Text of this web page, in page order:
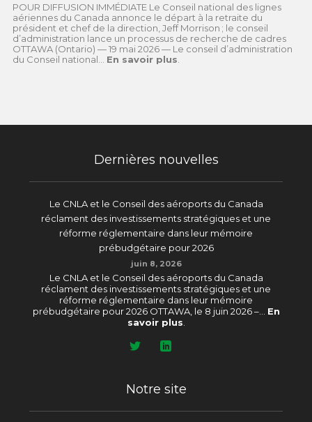
POUR DIFFUSION IMMÉDIATE Le Conseil national des lignes
aériennes du Canada annonce le départ à la retraite du
président et chef de la direction, Jeff Morrison ; le conseil
d’administration lance un processus de recherche de cadres
OTTAWA (Ontario) — 19 mai 2026 — Le conseil d’administration
du Conseil national... En savoir plus
Dernières nouvelles
Le CNLA et le Conseil des aéroports du Canada
réclament des investissements stratégiques et une
réforme réglementaire dans leur mémoire
prébudgétaire pour 2026
juin 8, 2026
Le CNLA et le Conseil des aéroports du Canada
réclament des investissements stratégiques et une
réforme réglementaire dans leur mémoire
prébudgétaire pour 2026 OTTAWA, le 8 juin 2026 –... En
savoir plus.
Notre site